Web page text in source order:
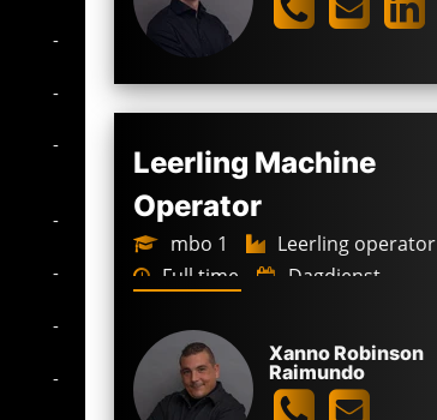
-
-
-
-
-
-
-
Leerling Machine
Operator
mbo 1
Leerling operator
Full time
Dagdienst
Xanno Robinson
Raimundo